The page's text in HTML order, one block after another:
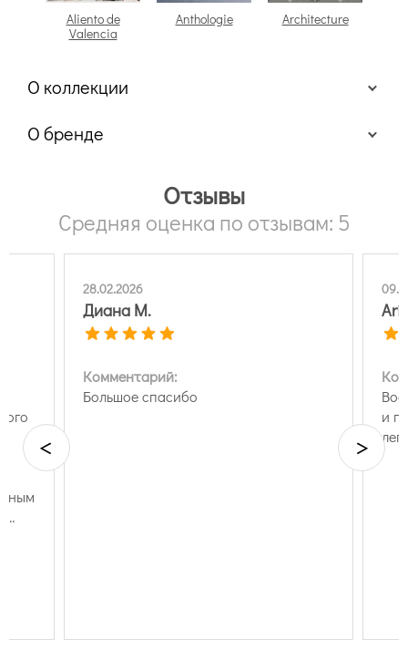
Aliento de
Valencia
Anthologie Architecture
О коллекции
однотонные;
геометрические;
имитация ткани;
имитация штукатурки.
О бренде
Отзывы
Средняя оценка по отзывам: 5
28.02.2026
Диана М.
Комментарий:
Большое спасибо
и
< >